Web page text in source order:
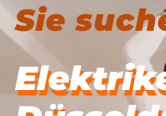
Sie